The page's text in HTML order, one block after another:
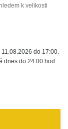
k velikosti
do 17:00.
dnes do 24:00 hod.